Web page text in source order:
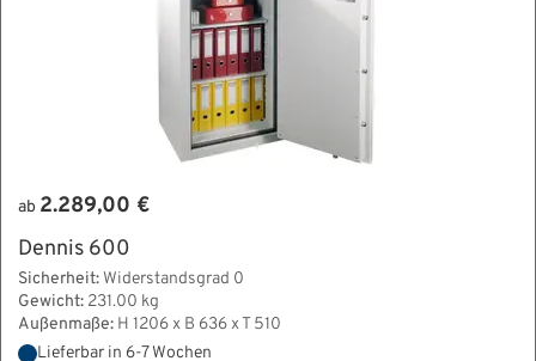
ab 2.289,00 €
Dennis 600
Sicherheit: Widerstandsgrad 0
Gewicht: 231.00 kg
Außenmaße: H 1206 x B 636 x T 510
Lieferbar in 6-7 Wochen